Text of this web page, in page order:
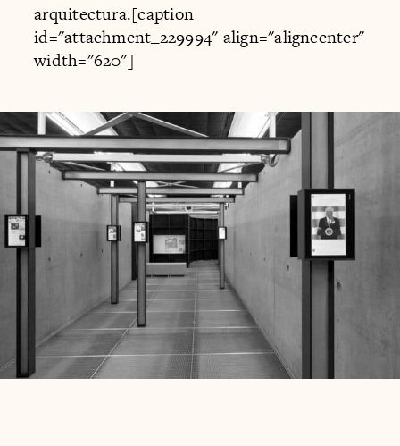
arquitectura.[caption
id="attachment_229994" align="aligncenter"
width="620"]